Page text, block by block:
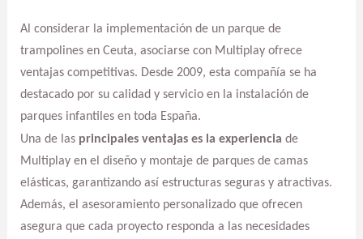
Al considerar la implementación de un parque de
trampolines en Ceuta, asociarse con Multiplay ofrece
ventajas competitivas. Desde 2009, esta compañía se ha
destacado por su calidad y servicio en la instalación de
parques infantiles en toda España.
Una de las principales ventajas es la experiencia de
Multiplay en el diseño y montaje de parques de camas
elásticas, garantizando así estructuras seguras y atractivas.
Además, el asesoramiento personalizado que ofrecen
asegura que cada proyecto responda a las necesidades